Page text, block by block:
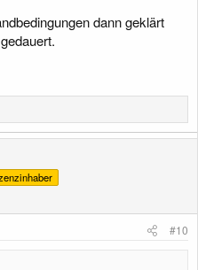
dann geklärt
#10